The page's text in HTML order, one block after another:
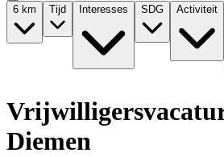
6 km Tijd Interesses SDG Activiteit
Diemen